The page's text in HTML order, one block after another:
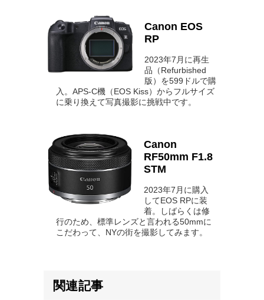
Canon EOS
RP
2023年7月に再生
品（Refurbished
版）を599ドルで購
入。APS-C機（EOS Kiss）からフルサイズ
に乗り換えて写真撮影に挑戦中です。
Canon
RF50mm F1.8
STM
2023年7月に購入
してEOS RPに装
着。しばらくは修
行のため、標準レンズと言われる50mmに
こだわって、NYの街を撮影してみます。
関連記事